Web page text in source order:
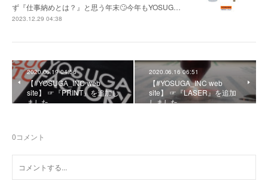
ず『仕事納めとは？』と思う年末🙄今年もYOSUG…
2023.12.29 04:38
2020.06.19 04:56
【#YOSUGA_INC web
site】 ☞『PRINT』を追加し
ました。
2020.06.16 06:51
【#YOSUGA_INC web
site】 ☞『LASER』を追加
しました。
0コメント